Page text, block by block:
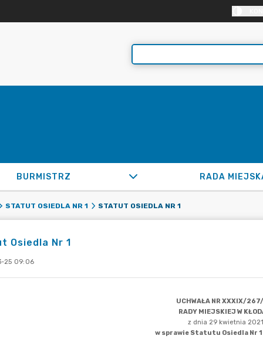
BURMISTRZ RADA
STATUT OSIEDLA NR 1 STATUT OSIEDLA NR 1
Osiedla Nr 1
25 09:06